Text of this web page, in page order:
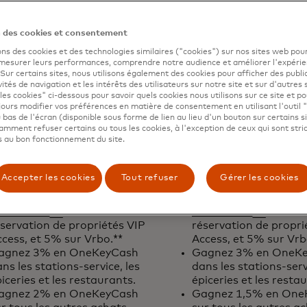
s’ouvre dans un nouvel onglet
$ de cotisation annuelle s’ouvre dans un nouvel onglet
600 $ en
après avoir
3 000 $ en achats au
des trois premiers mois.
3% en OneKeyCash
Expedia.coms’ouvre dans un nouvel onglet
et Vrbo.
One Key, les
Platinum gagnent
lors de la
de propriétés VIP
et 5% sur Vrbo.**
3% en OneKeyCash
les stations-service, les
et les restaurants.
2% en OneKeyCash
Pas de cotisation
Gagnez 400 $ en
OneKeyCash après
dépensé 1 000 $ en
cours des trois
Gagnez 3% en
avantages One Key,
membres Platinum
Hotels.com. s’ouvre
lors
réservation de
Access, et 5% sur
Gagnez 3% en
dans les stations-
épiceries et les
Gagnez 1,5% en
cookies et consentement
des cookies et des technologies similaires ("cookies") sur nos sites web
leurs performances, comprendre notre audience et améliorer
certains sites, nous utilisons également des cookies pour afficher des
de navigation et les intérêts des utilisateurs sur notre site et sur d'autres
cookies" ci-dessous pour savoir quels cookies nous utilisons sur ce site et
modifier vos préférences en matière de consentement en utilisant l'outil
bas de l'écran (disponible sous forme de lien au lieu d'un bouton sur certains
refuser certains ou tous les cookies, à l'exception de ceux qui sont
au bon fonctionnement du site.
Accepter les cookies Tout refuser Gérer les cookies